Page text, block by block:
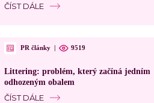
ČÍST DÁLE
PR články | 9519
Littering: problém, který začíná jedním
odhozeným obalem
ČÍST DÁLE